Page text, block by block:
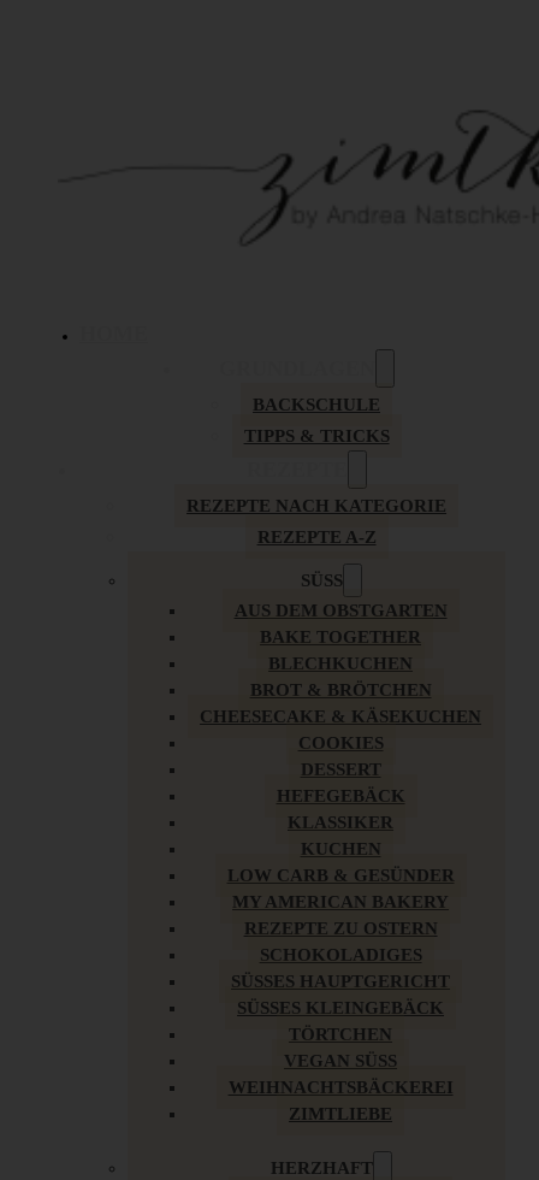
BACKSCHULE
TIPPS & TRICKS
REZEPTE NACH KATEGORIE
REZEPTE A-Z
SÜSS
AUS DEM OBSTGARTEN
BAKE TOGETHER
BLECHKUCHEN
BROT & BRÖTCHEN
CHEESECAKE & KÄSEKUCHEN
COOKIES
DESSERT
HEFEGEBÄCK
KLASSIKER
KUCHEN
LOW CARB & GESÜNDER
MY AMERICAN BAKERY
REZEPTE ZU OSTERN
SCHOKOLADIGES
SÜSSES HAUPTGERICHT
SÜSSES KLEINGEBÄCK
TÖRTCHEN
VEGAN SÜSS
WEIHNACHTSBÄCKEREI
ZIMTLIEBE
HERZHAFT